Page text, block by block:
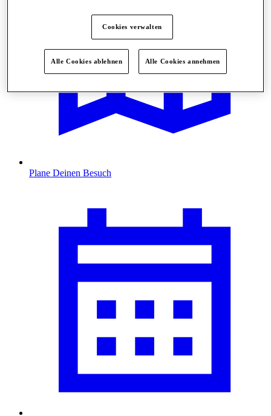
Plane Deinen Besuch
Cookies verwalten
Alle Cookies ablehnen Alle Cookies annehmen